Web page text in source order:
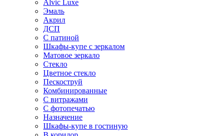
Alvic Luxe
Эмаль
Акрил
ДСП
С патиной
Шкафы-купе с зеркалом
Матовое зеркало
Стекло
Цветное стекло
Пескоструй
Комбинированные
С витражами
С фотопечатью
Назначение
Шкафы-купе в гостиную